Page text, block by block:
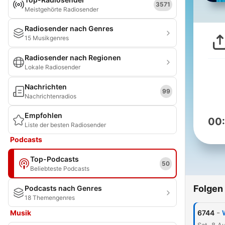
Meistgehörte Radiosender
3571
Radiosender nach Genres
15 Musikgenres
Radiosender nach Regionen
Lokale Radiosender
Nachrichten
Nachrichtenradios
99
Empfohlen
Liste der besten Radiosender
Podcasts
Top-Podcasts
Beliebteste Podcasts
50
Podcasts nach Genres
18 Themengenres
Musik
Folgen
6744 -